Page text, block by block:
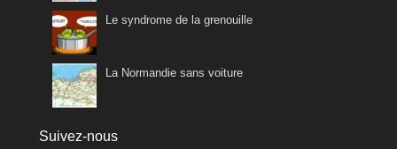
Le syndrome de la grenouille
La Normandie sans voiture
Suivez-nous